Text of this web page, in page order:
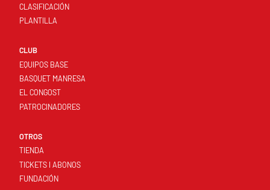
CLASIFICACIÓN
PLANTILLA
CLUB
EQUIPOS BASE
BASQUET MANRESA
EL CONGOST
PATROCINADORES
OTROS
TIENDA
TICKETS I ABONOS
FUNDACIÓN